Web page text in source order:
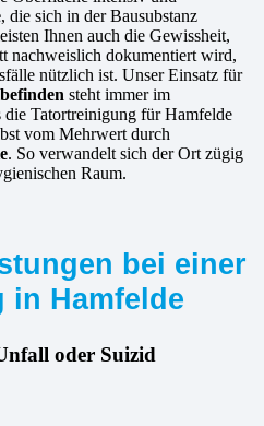
, die sich in der Bausubstanz
Ihnen auch die Gewissheit,
nachweislich dokumentiert wird,
nützlich ist. Unser Einsatz für
steht immer im
die Tatortreinigung für Hamfelde
vom Mehrwert durch
. So verwandelt sich der Ort zügig
Raum.
bei einer
in Hamfelde
oder Suizid